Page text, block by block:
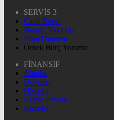
SERVİS 3
Canlı Borsa
Namaz Vakitleri
Puan Durumu
Örnek Burç Yorumu
FİNANSİF
Altınlar
Dövizler
Hisseler
Kripto Paralar
Pariteler